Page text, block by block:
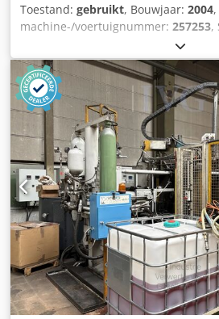
Toestand: gebruikt, Bouwjaar: 2004,
machine-/voertuignummer: 257253,
totaalgewicht: 69.000 kg, met
ontbraampers REIS TKP3,
2004, gewicht: 680 kg, industriële
serienummer: 541010, bouwjaar:
1.950 kg, smelt- en warmhoudoven
W1200SL Pro Dose, bouwjaar: 2004,
oveninhoud: 970 dm³, leeggewicht:
verwarmingsvermogen: 22 kW,
niet operationeel. Dodszhaydspfx